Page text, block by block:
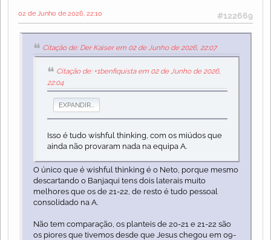
#122669
02 de Junho de 2026, 22:10
Citação de: Der Kaiser em 02 de Junho de 2026, 22:07
Citação de: +1benfiquista em 02 de Junho de 2026,
22:04
EXPANDIR...
Isso é tudo wishful thinking, com os miúdos que
ainda não provaram nada na equipa A.
O único que é wishful thinking é o Neto, porque mesmo
descartando o Banjaqui tens dois laterais muito
melhores que os de 21-22, de resto é tudo pessoal
consolidado na A.
Não tem comparação, os planteis de 20-21 e 21-22 são
os piores que tivemos desde que Jesus chegou em 09-